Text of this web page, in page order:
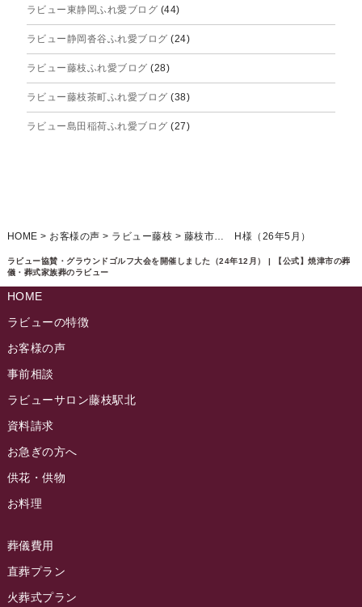
ラビュー協賛・グラウンドゴルフ大会を開催しました（24年12月） | 【公式】焼津市の葬
儀・葬式家族葬のラビュー
2025年7月
2025年6月
2025年5月
2025年4月
2025年3月
2024年11月
2024年10月
2024年9月
2024年8月
2024年5月
2024年4月
2024年3月
2024年2月
2023年12月
2023年11月
ラビュー東静岡ふれ愛ブログ (44)
ラビュー静岡沓谷ふれ愛ブログ (24)
ラビュー藤枝ふれ愛ブログ (28)
ラビュー藤枝茶町ふれ愛ブログ (38)
ラビュー島田稲荷ふれ愛ブログ (27)
ラビュー西焼津ふれ愛ブログ(20)
ラビュー島田六合ふれ愛ブログ
ラビュー静岡籠上ふれ愛ブログ
ラビュー金谷ふれ愛ブログ
ラビュー静岡下島イベント情報(92)
ラビュー東静岡イベント情報(90)
ラビュー島田稲荷イベント情報(84)
ラビュー焼津石津イベント情報
ラビュー藤枝茶町イベント情報
ラビュー藤枝イベント情報
ラビュー静岡沓谷イベント情報
ラビュー藤枝駅北イベント情報
ラビュー静岡籠上イベント情報
ラビュー金谷イベント情報
お葬式の豆知識
お客様の声
ラビュー静岡下島
ラビュー東静岡
ラビューリビング静岡沓谷
ラビュー藤枝
HOME > お客様の声 > ラビュー藤枝 > 藤枝市… H様（26年5月）
HOME
ラビューの特徴
お客様の声
事前相談
ラビューサロン藤枝駅北
資料請求
お急ぎの方へ
供花・供物
お料理
葬儀費用
直葬プラン
火葬式プラン